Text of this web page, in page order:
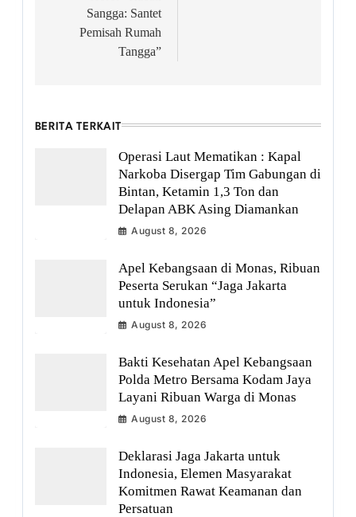
Sangga: Santet
Pemisah Rumah
Tangga”
BERITA TERKAIT
Operasi Laut Mematikan : Kapal
Narkoba Disergap Tim Gabungan di
Bintan, Ketamin 1,3 Ton dan
Delapan ABK Asing Diamankan
August 8, 2026
Apel Kebangsaan di Monas, Ribuan
Peserta Serukan “Jaga Jakarta
untuk Indonesia”
August 8, 2026
Bakti Kesehatan Apel Kebangsaan
Polda Metro Bersama Kodam Jaya
Layani Ribuan Warga di Monas
August 8, 2026
Deklarasi Jaga Jakarta untuk
Indonesia, Elemen Masyarakat
Komitmen Rawat Keamanan dan
Persatuan